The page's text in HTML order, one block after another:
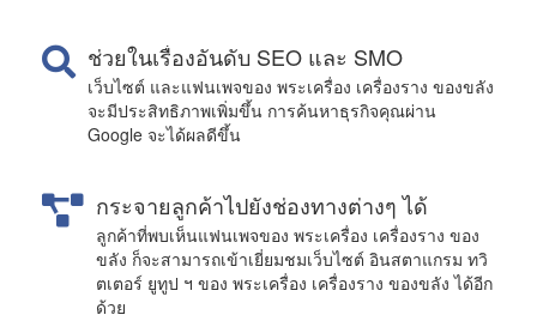
ช่วยในเรื่องอันดับ SEO และ SMO
เว็บไซต์ และแฟนเพจของ พระเครื่อง เครื่องราง ของขลัง
จะมีประสิทธิภาพเพิ่มขึ้น การค้นหาธุรกิจคุณผ่าน
Google จะได้ผลดีขึ้น
กระจายลูกค้าไปยังช่องทางต่างๆ ได้
ลูกค้าที่พบเห็นแฟนเพจของ พระเครื่อง เครื่องราง ของ
ขลัง ก็จะสามารถเข้าเยี่ยมชมเว็บไซต์ อินสตาแกรม ทวิ
ตเตอร์ ยูทูป ฯ ของ พระเครื่อง เครื่องราง ของขลัง ได้อีก
ด้วย